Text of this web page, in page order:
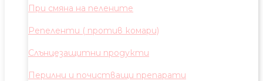
При смяна на пелените
Репеленти ( против комари)
Слънцезащитни продукти
Перилни и почистващи препарати